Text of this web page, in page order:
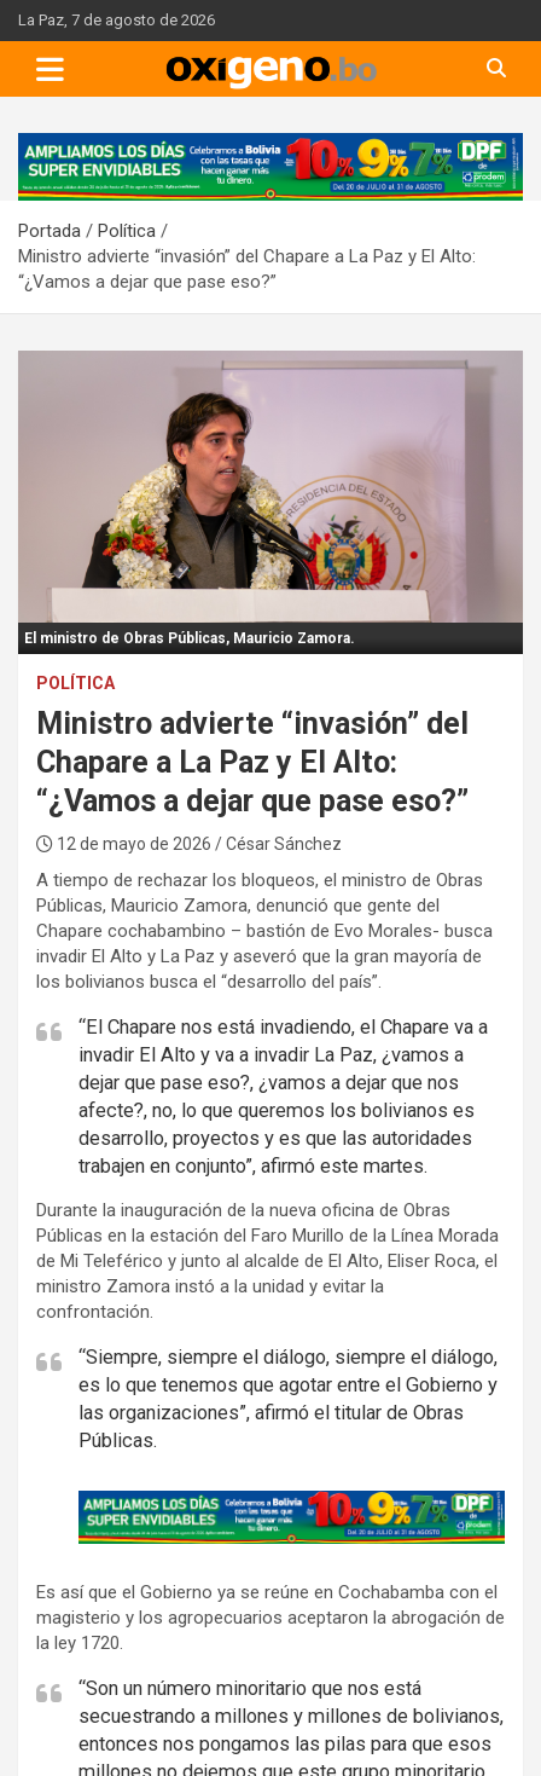
Skip
to
content
La Paz, 7 de agosto de 2026
A
d
e
r
t
Portada
Política
Ministro advierte “invasión” del Chapare a La Paz y El Alto:
“¿Vamos a dejar que pase eso?”
El ministro de Obras Públicas, Mauricio Zamora.
POLÍTICA
Ministro advierte “invasión” del
Chapare a La Paz y El Alto:
“¿Vamos a dejar que pase eso?”
12 de mayo de 2026 / César Sánchez
A tiempo de rechazar los bloqueos, el ministro de Obras
Públicas, Mauricio Zamora, denunció que gente del
Chapare cochabambino – bastión de Evo Morales- busca
invadir El Alto y La Paz y aseveró que la gran mayoría de
los bolivianos busca el “desarrollo del país”.
“El Chapare nos está invadiendo, el Chapare va a
invadir El Alto y va a invadir La Paz, ¿vamos a
dejar que pase eso?, ¿vamos a dejar que nos
afecte?, no, lo que queremos los bolivianos es
desarrollo, proyectos y es que las autoridades
trabajen en conjunto”, afirmó este martes.
Durante la inauguración de la nueva oficina de Obras
Públicas en la estación del Faro Murillo de la Línea Morada
de Mi Teleférico y junto al alcalde de El Alto, Eliser Roca, el
ministro Zamora instó a la unidad y evitar la
confrontación.
“Siempre, siempre el diálogo, siempre el diálogo,
es lo que tenemos que agotar entre el Gobierno y
las organizaciones”, afirmó el titular de Obras
Públicas.
A
d
e
r
i
s
e
Es así que el Gobierno ya se reúne en Cochabamba con el
magisterio y los agropecuarios aceptaron la abrogación de
la ley 1720.
“Son un número minoritario que nos está
secuestrando a millones y millones de bolivianos,
entonces nos pongamos las pilas para que esos
millones no dejemos que este grupo minoritario